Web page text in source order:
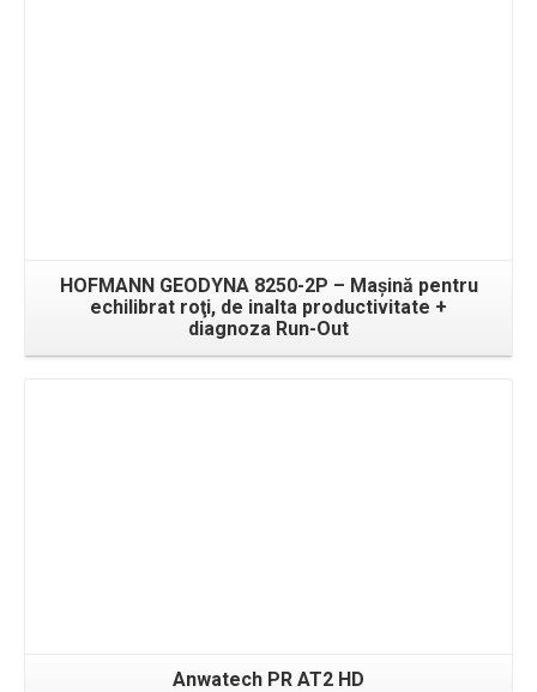
HOFMANN GEODYNA 8250-2P – Maşină pentru
echilibrat roţi, de inalta productivitate +
diagnoza Run-Out
Anwatech PR AT2 HD